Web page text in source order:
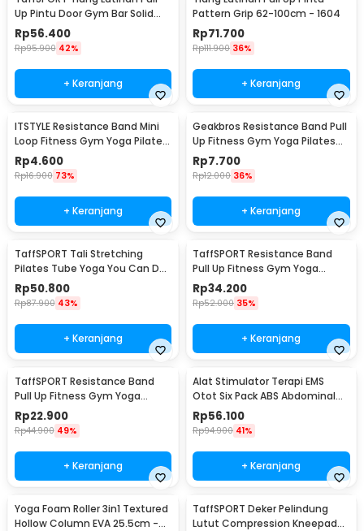
Up Pintu Door Gym Bar Solid
Grip 62-100cm - HW139501
Rp56.400
Rp95.900 42%
+ Keranjang
Pattern Grip 62-100cm - 1604
Rp71.700
Rp111.900 36%
+ Keranjang
ITSTYLE Resistance Band Mini
Loop Fitness Gym Yoga Pilates
Latex - ITS05
Rp4.600
Rp16.900 73%
+ Keranjang
Geakbros Resistance Band Pull
Up Fitness Gym Yoga Pilates
Karet TPR - GK-YG34
Rp7.700
Rp12.000 36%
+ Keranjang
TaffSPORT Tali Stretching
Pilates Tube Yoga You Can Do
It 11 Set - R11
Rp50.800
Rp87.900 43%
+ Keranjang
TaffSPORT Resistance Band
Pull Up Fitness Gym Yoga
Pilates Latex Size L - Y66OR
Rp34.200
Rp52.000 35%
+ Keranjang
TaffSPORT Resistance Band
Pull Up Fitness Gym Yoga
Pilates Latex Size M - Y66OR
Rp22.900
Rp44.900 49%
+ Keranjang
Alat Stimulator Terapi EMS
Otot Six Pack ABS Abdominal
Muscle - 068R2
Rp56.100
Rp94.900 41%
+ Keranjang
Yoga Foam Roller 3in1 Textured
Hollow Column EVA 25.5cm -
TaffSPORT Deker Pelindung
Lutut Compression Kneepad